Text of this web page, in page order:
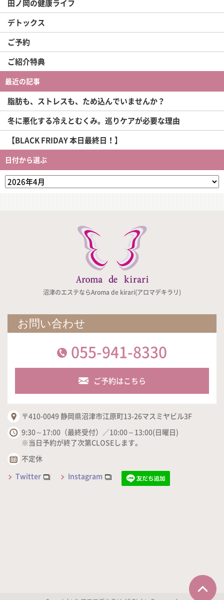
田ノ岡の健康ライフ
デトックス
ご予約
ご紹介特典
最近の記事
脂肪も、ストレスも、ため込んでいませんか？
冬に悪化する冷えとむくみ。巡りケアが必要な理由
【BLACK FRIDAY 本日最終日！】
日付から選ぶ
沼津のエステならAroma de kirari(アロマデキラリ)
お問い合わせ
055-941-8330
ご予約はこちら
〒410-0049 静岡県沼津市江原町13-26マスミヤビル3F
9:30～17:00（最終受付）／10:00～13:00(日曜日)
※当日予約が終了次第CLOSEします。
不定休
Twitter
Instagram